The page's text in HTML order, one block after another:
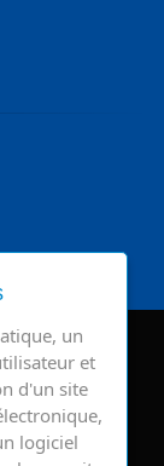
un
et
d'un site
logiciel